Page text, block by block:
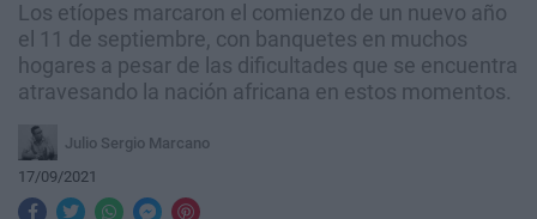
Los etíopes marcaron el comienzo de un nuevo año
el 11 de septiembre, con banquetes en muchos
hogares a pesar de las dificultades que se encuentra
atravesando la nación africana en estos momentos.
Julio Sergio Marcano
17/09/2021